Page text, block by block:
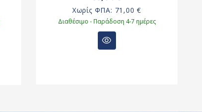
Χωρίς ΦΠΑ: 71,00 €
Διαθέσιμο - Παράδοση 4-7 ημέρες